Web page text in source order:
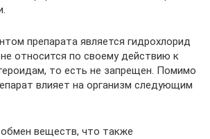
препарата является гидрохлорид
относится по своему действию к
то есть не запрещен. Помимо
влияет на организм следующим
веществ, что также